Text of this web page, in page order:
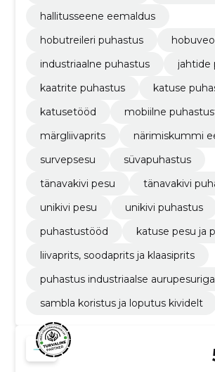
hallitusseene eemaldus
hobutreileri puhastus
industriaalne puhastus
jahtide
kaatrite puhastus
katuse
katusetööd
mobiilne
märgliivaprits
närimiskummi
survepsesu
süvapuhastus
tänavakivi pesu
tänavakivi
unikivi pesu
unikivi puhastus
puhastustööd
katuse pesu ja
liivaprits, soodaprits ja klaasiprits
puhastus industriaalse aurupesuriga
sambla koristus ja loputus kividelt